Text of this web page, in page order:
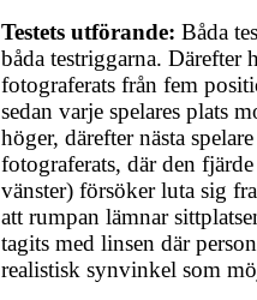
Testets utförande: Båda
båda testriggarna. Därefter
fotograferats från fem
sedan varje spelares plats
höger, därefter nästa
fotograferats, där den
vänster) försöker luta sig
att rumpan lämnar
tagits med linsen där
realistisk synvinkel som